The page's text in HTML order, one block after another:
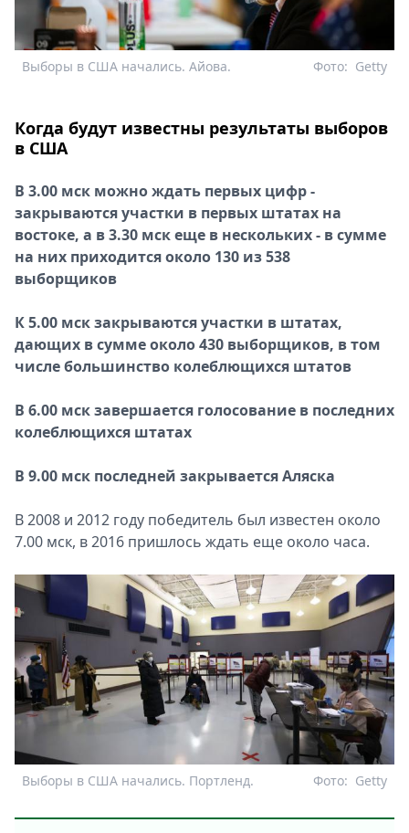
Выборы в США начались. Айова. Getty
Фото:
Когда будут известны результаты выборов
в США
В 3.00 мск можно ждать первых цифр -
закрываются участки в первых штатах на
востоке, а в 3.30 мск еще в нескольких - в сумме
на них приходится около 130 из 538
выборщиков
К5.00 мск закрываются участки в штатах,
дающих в сумме около 430 выборщиков, в том
числе большинство колеблющихся штатов
В 6.00 мск завершается голосование в последних
колеблющихся штатах
В 9.00 мск последней закрывается Аляска
В 2008 и 2012 году победитель был известен около
7.00 мск, в 2016 пришлось ждать еще около часа.
Выборы в США начались. Портленд. Getty
Фото: